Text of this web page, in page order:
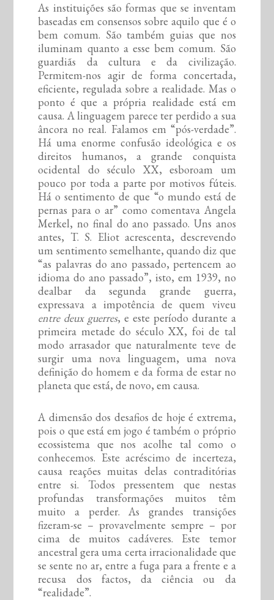
As instituições são formas que se inventam
baseadas em consensos sobre aquilo que é o
bem comum. São também guias que nos
iluminam quanto a esse bem comum. São
guardiãs da cultura e da civilização.
Permitem-nos agir de forma concertada,
eficiente, regulada sobre a realidade. Mas o
ponto é que a própria realidade está em
causa. A linguagem parece ter perdido a sua
âncora no real. Falamos em “pós-verdade”.
Há uma enorme confusão ideológica e os
direitos humanos, a grande conquista
ocidental do século XX, esboroam um
pouco por toda a parte por motivos fúteis.
Há o sentimento de que “o mundo está de
pernas para o ar” como comentava Angela
Merkel, no final do ano passado. Uns anos
antes, T. S. Eliot acrescenta, descrevendo
um sentimento semelhante, quando diz que
“as palavras do ano passado, pertencem ao
idioma do ano passado”, isto, em 1939, no
dealbar da segunda grande guerra,
expressava a impotência de quem viveu
entre deux guerres, e este período durante a
primeira metade do século XX, foi de tal
modo arrasador que naturalmente teve de
surgir uma nova linguagem, uma nova
definição do homem e da forma de estar no
planeta que está, de novo, em causa.
A dimensão dos desafios de hoje é extrema,
pois o que está em jogo é também o próprio
ecossistema que nos acolhe tal como o
conhecemos. Este acréscimo de incerteza,
causa reações muitas delas contraditórias
entre si. Todos pressentem que nestas
profundas transformações muitos têm
muito a perder. As grandes transições
fizeram-se – provavelmente sempre – por
cima de muitos cadáveres. Este temor
ancestral gera uma certa irracionalidade que
se sente no ar, entre a fuga para a frente e a
recusa dos factos, da ciência ou da
“realidade”.